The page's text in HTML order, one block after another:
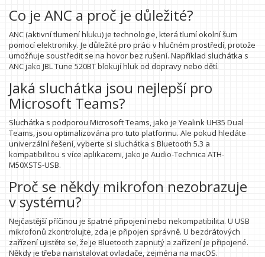
Co je ANC a proč je důležité?
ANC (aktivní tlumení hluku) je technologie, která tlumí okolní šum
pomocí elektroniky. Je důležité pro práci v hlučném prostředí, protože
umožňuje soustředit se na hovor bez rušení. Například sluchátka s
ANC jako JBL Tune 520BT blokují hluk od dopravy nebo dětí.
Jaká sluchátka jsou nejlepší pro
Microsoft Teams?
Sluchátka s podporou Microsoft Teams, jako je Yealink UH35 Dual
Teams, jsou optimalizována pro tuto platformu. Ale pokud hledáte
univerzální řešení, vyberte si sluchátka s Bluetooth 5.3 a
kompatibilitou s více aplikacemi, jako je Audio-Technica ATH-
M50XSTS-USB.
Proč se někdy mikrofon nezobrazuje
v systému?
Nejčastější příčinou je špatné připojení nebo nekompatibilita. U USB
mikrofonů zkontrolujte, zda je připojen správně. U bezdrátových
zařízení ujistěte se, že je Bluetooth zapnutý a zařízení je připojené.
Někdy je třeba nainstalovat ovladače, zejména na macOS.